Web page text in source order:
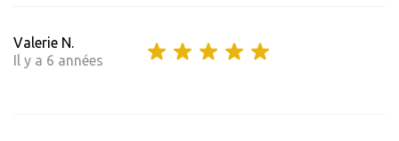
Valerie N.
Il y a 6 années